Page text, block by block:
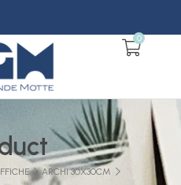
0
ARCHI 30X30CM